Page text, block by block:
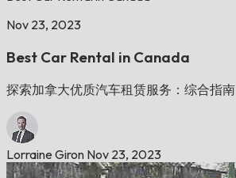
Nov 23, 2023
Best Car Rental in Canada
探索加拿大优质汽车租赁服务：综合指南
Lorraine Giron Nov 23, 2023